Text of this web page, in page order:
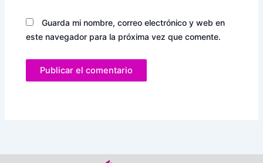
Guarda mi nombre, correo electrónico y web en
este navegador para la próxima vez que comente.